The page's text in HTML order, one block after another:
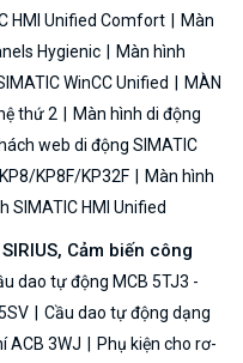
HMI Unified Comfort
Màn
Hygienic
Màn hình
WinCC Unified
MÀN
thứ 2
Màn hình di động
web di động SIMATIC
KP8F/KP32F
Màn hình
SIMATIC HMI Unified
Cảm biến công
dao tự động MCB 5TJ3 -
Cầu dao tự động dạng
ACB 3WJ
Phụ kiện cho rơ-